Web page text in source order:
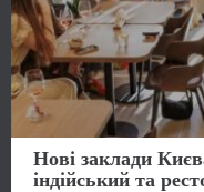
Нові заклади
індійський та